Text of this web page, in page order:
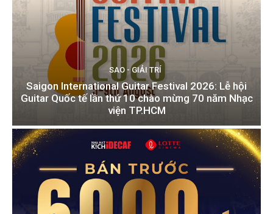
SAO - GIẢI TRÍ
Saigon International Guitar Festival 2026: Lễ hội
Guitar Quốc tế lần thứ 10 chào mừng 70 năm Nhạc
viện TP.HCM